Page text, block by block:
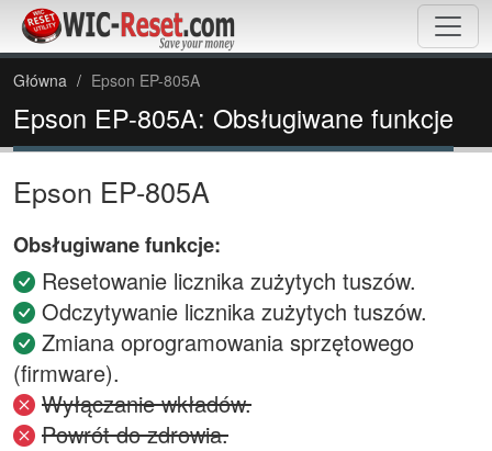
Główna Epson EP-805A
Epson EP-805A: Obsługiwane funkcje
Epson EP-805A
Obsługiwane funkcje:
Resetowanie licznika zużytych tuszów.
Odczytywanie licznika zużytych tuszów.
Zmiana oprogramowania sprzętowego
(firmware).
Wyłączanie wkładów.
Powrót do zdrowia.